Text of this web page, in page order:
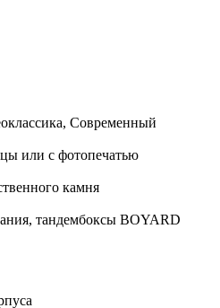
Современный
или с фотопечатью
камня
тандембоксы BOYARD